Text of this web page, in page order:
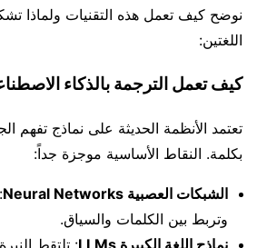
نوضح كيف تعمل هذه التقنيات ولماذا
اللغتين:
كيف تعمل الترجمة بالذكاء
تعتمد الأنظمة الحديثة على نماذج تفهم
بكلمة. النقاط الأساسية موجزة جداً:
الشبكات العصبية Neural Networks
وتربط بين الكلمات والسياق.